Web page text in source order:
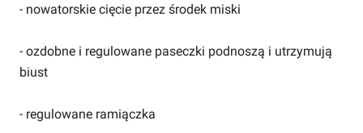
- nowatorskie cięcie przez środek miski
- ozdobne i regulowane paseczki podnoszą i utrzymują
biust
- regulowane ramiączka